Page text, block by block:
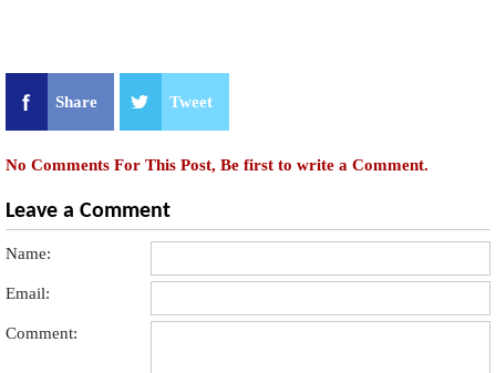
Share Tweet
No Comments For This Post, Be first to write a Comment.
Leave a Comment
Name:
Email:
Comment: